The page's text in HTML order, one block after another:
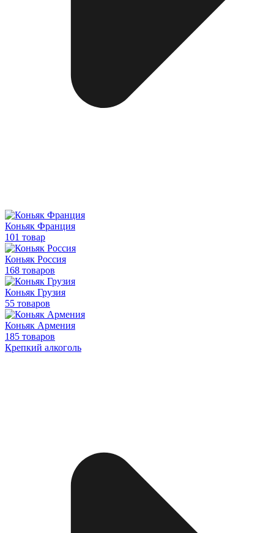
Коньяк Франция
101 товар
Коньяк Россия
168 товаров
Коньяк Грузия
55 товаров
Коньяк Армения
185 товаров
Крепкий алкоголь